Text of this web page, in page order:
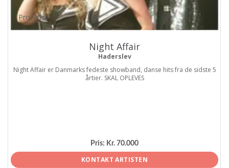
ProArtist
Night Affair
Haderslev
Night Affair er Danmarks fedeste showband, danse hits fra de sidste 5
årtier. SKAL OPLEVES
Pris: Kr. 70.000
KONTAKT ARTISTEN